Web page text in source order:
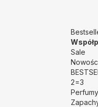
Sale
2=3
Perfumy